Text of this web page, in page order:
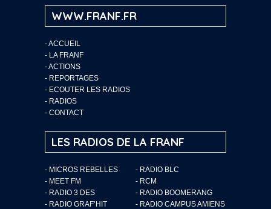
WWW.FRANF.FR
-ACCUEIL
- LA FRANF
-ACTIONS
- REPORTAGES
- ECOUTER LES RADIOS
- RADIOS
- CONTACT
LES RADIOS DE LA FRANF
- MICROS REBELLES
- RADIO BLC
- MEET FM
- RCM
- RADIO 3 DES
- RADIO BOOMERANG
- RADIO GRAF’HIT
- RADIO CAMPUS AMIENS